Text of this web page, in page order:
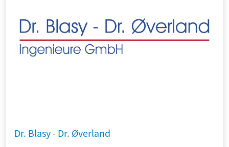
Dr. Blasy - Dr. Øverland